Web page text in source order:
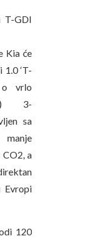
T-GDI
Kia će
‘T-
o vrlo
3-
sa
a
Evropi
120